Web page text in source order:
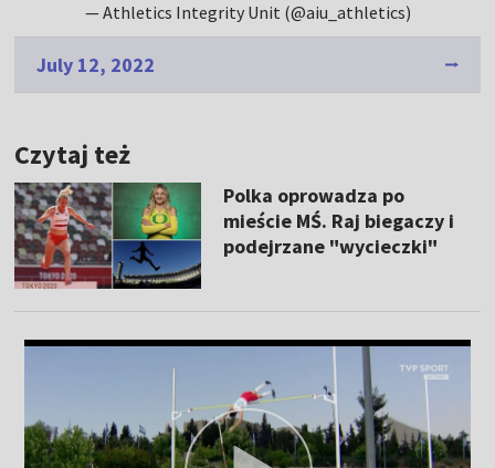
— Athletics Integrity Unit (@aiu_athletics)
July 12, 2022
Czytaj też
Polka oprowadza po
mieście MŚ. Raj biegaczy i
podejrzane "wycieczki"